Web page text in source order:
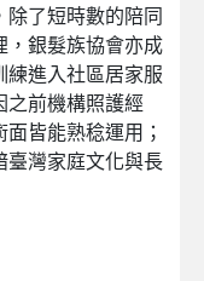
了短時數的陪同
，銀髮族協會亦成
進入社區居家服
之前機構照護經
皆能熟稔運用；
臺灣家庭文化與長